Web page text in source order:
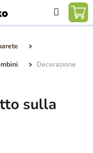
Ricerca
Decorazione
sulla